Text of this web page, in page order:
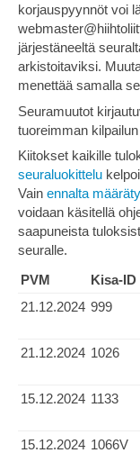
korjauspyynnöt voi
järjestäneeltä
arkistoitaviksi.
menettää samalla
Seuramuutot
tuoreimman
Kiitokset kaikille
seuraluokittelu
Vain ennalta
voidaan käsitellä
saapuneista
seuralle.
PVM
Kisa-ID
21.12.2024 999
21.12.2024 1026
15.12.2024 1133
15.12.2024 1066V